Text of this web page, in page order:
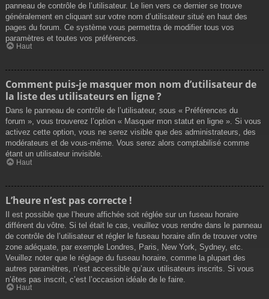
panneau de contrôle de l’utilisateur. Le lien vers ce dernier se trouve
généralement en cliquant sur votre nom d’utilisateur situé en haut des
pages du forum. Ce système vous permettra de modifier tous vos
paramètres et toutes vos préférences.
Haut
Comment puis-je masquer mon nom d’utilisateur de
la liste des utilisateurs en ligne ?
Dans le panneau de contrôle de l’utilisateur, sous « Préférences du
forum », vous trouverez l’option « Masquer mon statut en ligne ». Si vous
activez cette option, vous ne serez visible que des administrateurs, des
modérateurs et de vous-même. Vous serez alors comptabilisé comme
étant un utilisateur invisible.
Haut
L’heure n’est pas correcte !
Il est possible que l’heure affichée soit réglée sur un fuseau horaire
différent du vôtre. Si tel était le cas, veuillez vous rendre dans le panneau
de contrôle de l’utilisateur et régler le fuseau horaire afin de trouver votre
zone adéquate, par exemple Londres, Paris, New York, Sydney, etc.
Veuillez noter que le réglage du fuseau horaire, comme la plupart des
autres paramètres, n’est accessible qu’aux utilisateurs inscrits. Si vous
n’êtes pas inscrit, c’est l’occasion idéale de le faire.
Haut